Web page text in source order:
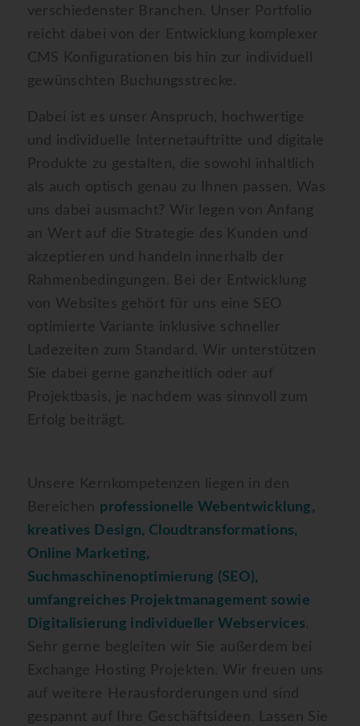
verschiedenster Branchen. Unser Portfolio
reicht dabei von der Entwicklung komplexer
CMS Konfigurationen bis hin zur individuell
gewünschten Buchungsstrecke.
Dabei ist es unser Anspruch, hochwertige
und individuelle Internetauftritte und digitale
Produkte zu gestalten, die sowohl inhaltlich
als auch optisch genau zu Ihnen passen. Was
uns dabei ausmacht? Wir legen von Anfang
an Wert auf die Strategie des Kunden und
akzeptieren und handeln innerhalb der
Rahmenbedingungen. Bei der Entwicklung
von Websites gehört für uns eine SEO
optimierte Variante inklusive schneller
Ladezeiten zum Standard. Wir unterstützen
Sie dabei gerne ganzheitlich oder auf
Projektbasis, je nachdem was sinnvoll zum
Erfolg beiträgt.
Unsere Kernkompetenzen liegen in den
Bereichen professionelle Webentwicklung,
kreatives Design, Cloudtransformations,
Online Marketing,
Suchmaschinenoptimierung (SEO),
umfangreiches Projekt­management sowie
Digitalisierung individueller Webservices
Sehr gerne begleiten wir Sie außerdem bei
Exchange Hosting Projekten. Wir freuen uns
auf weitere Herausforderungen und sind
gespannt auf Ihre Geschäftsideen. Lassen Sie